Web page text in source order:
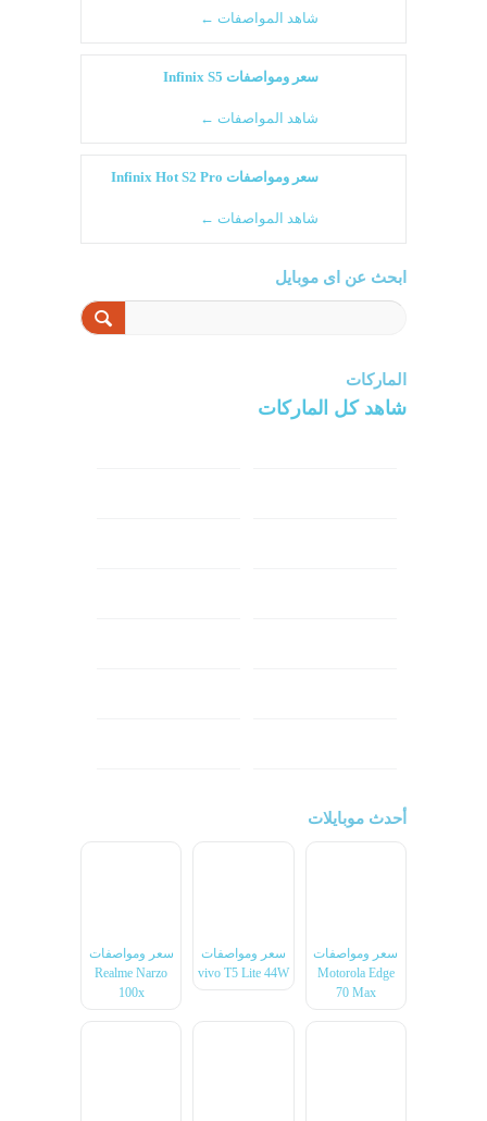
شاهد المواصفات ←
سعر ومواصفات Infinix S5
شاهد المواصفات ←
سعر ومواصفات Infinix Hot S2 Pro
شاهد المواصفات ←
ابحث عن اى موبايل
الماركات
شاهد كل الماركات
أحدث موبايلات
سعر ومواصفات
Motorola Edge
70 Max
سعر ومواصفات
vivo T5 Lite 44W
سعر ومواصفات
Realme Narzo
100x